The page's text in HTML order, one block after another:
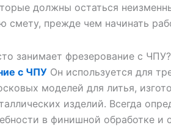
должны остаться
смету, прежде чем начинать
занимает фрезерование с ЧПУ?
с ЧПУОн используется для
моделей для литья,
изделий. Всегда
в финишной обработке и